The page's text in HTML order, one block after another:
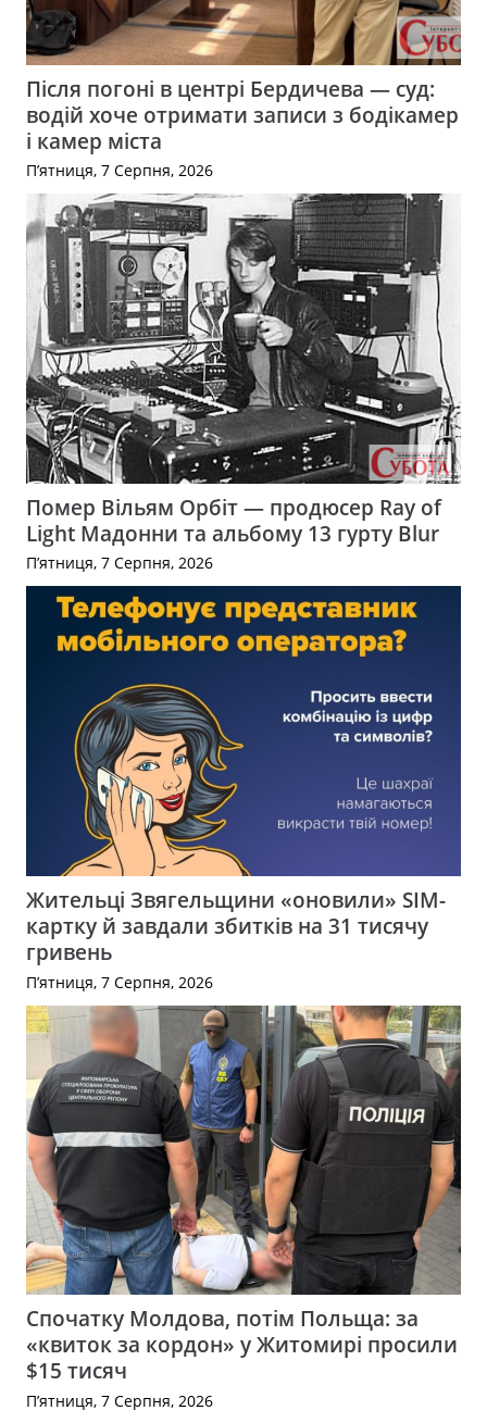
Після погоні в центрі Бердичева — суд:
водій хоче отримати записи з бодікамер
і камер міста
П’ятниця, 7 Серпня, 2026
Помер Вільям Орбіт — продюсер Ray of
Light Мадонни та альбому 13 гурту Blur
П’ятниця, 7 Серпня, 2026
Жительці Звягельщини «оновили» SIM-
картку й завдали збитків на 31 тисячу
гривень
П’ятниця, 7 Серпня, 2026
Спочатку Молдова, потім Польща: за
«квиток за кордон» у Житомирі просили
$15 тисяч
П’ятниця, 7 Серпня, 2026